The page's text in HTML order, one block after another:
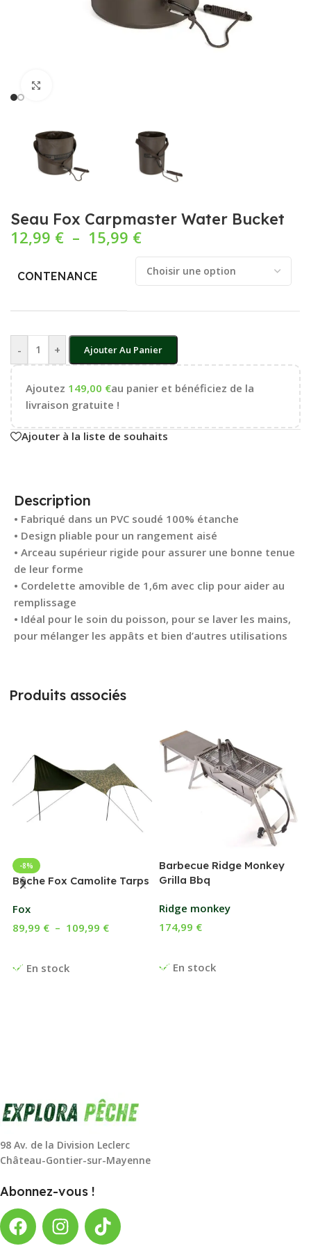
Seau Fox Carpmaster Water Bucket
12,99 € – 15,99 €
CONTENANCE
- + Ajouter Au Panier
Ajoutez 149,00 €au panier et bénéficiez de la
livraison gratuite !
Ajouter à la liste de souhaits
Description
• Fabriqué dans un PVC soudé 100% étanche
• Design pliable pour un rangement aisé
• Arceau supérieur rigide pour assurer une bonne tenue
de leur forme
• Cordelette amovible de 1,6m avec clip pour aider au
remplissage
• Idéal pour le soin du poisson, pour se laver les mains,
pour mélanger les appâts et bien d’autres utilisations
Produits associés
-8%
Bâche Fox Camolite Tarps
Fox
En stock
89,99 € – 109,99 €
Barbecue Ridge Monkey
Grilla Bbq
Ridge monkey
En stock
174,99 €
98 Av. de la Division Leclerc
Château-Gontier-sur-Mayenne
Abonnez-vous !